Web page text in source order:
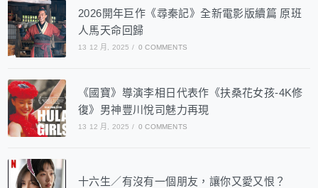
2026開年巨作《尋秦記》全新電影版續篇 原班
人馬天命回歸
13 12 月, 2025 / 0 COMMENTS
《國寶》導演李相日代表作《扶桑花女孩-4K修
復》男神豐川悅司魅力再現
13 12 月, 2025 / 0 COMMENTS
十六生／有沒有一個朋友，讓你又愛又恨？